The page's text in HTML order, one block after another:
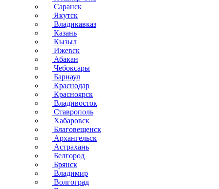
Саранск
Якутск
Владикавказ
Казань
Кызыл
Ижевск
Абакан
Чебоксары
Барнаул
Краснодар
Красноярск
Владивосток
Ставрополь
Хабаровск
Благовещенск
Архангельск
Астрахань
Белгород
Брянск
Владимир
Волгоград